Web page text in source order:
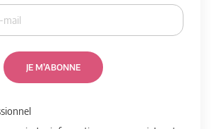
JE M’ABONNE